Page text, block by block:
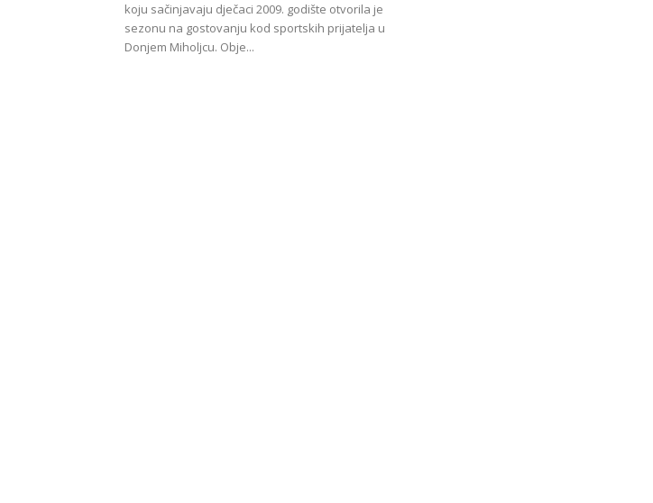
koju sačinjavaju dječaci 2009. godište otvorila je
sezonu na gostovanju kod sportskih prijatelja u
Donjem Miholjcu. Obje...